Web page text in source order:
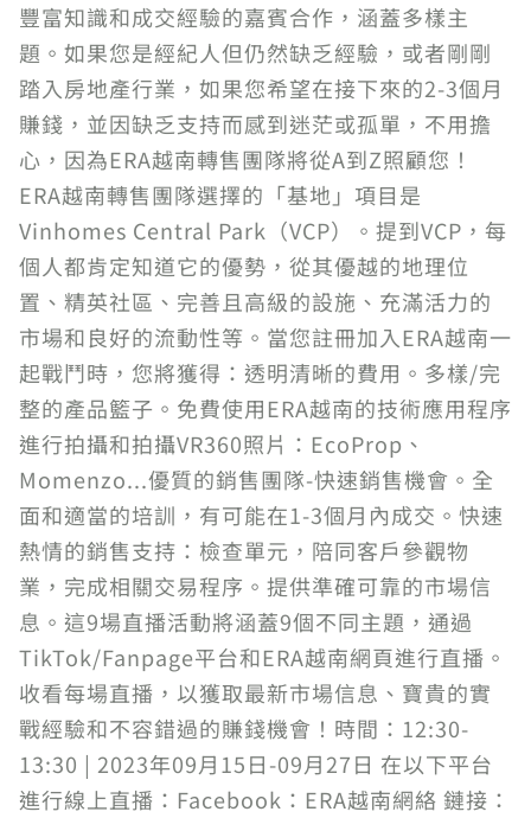
豐富知識和成交經驗的嘉賓合作，涵蓋多樣主
題。如果您是經紀人但仍然缺乏經驗，或者剛剛
踏入房地產行業，如果您希望在接下來的2-3個月
賺錢，並因缺乏支持而感到迷茫或孤單，不用擔
心，因為ERA越南轉售團隊將從A到Z照顧您！
ERA越南轉售團隊選擇的「基地」項目是
Vinhomes Central Park（VCP）。提到VCP，每
個人都肯定知道它的優勢，從其優越的地理位
置、精英社區、完善且高級的設施、充滿活力的
市場和良好的流動性等。當您註冊加入ERA越南一
起戰鬥時，您將獲得：透明清晰的費用。多樣/完
整的產品籃子。免費使用ERA越南的技術應用程序
進行拍攝和拍攝VR360照片：EcoProp、
Momenzo...優質的銷售團隊-快速銷售機會。全
面和適當的培訓，有可能在1-3個月內成交。快速
熱情的銷售支持：檢查單元，陪同客戶參觀物
業，完成相關交易程序。提供準確可靠的市場信
息。這9場直播活動將涵蓋9個不同主題，通過
TikTok/Fanpage平台和ERA越南網頁進行直播。
收看每場直播，以獲取最新市場信息、寶貴的實
戰經驗和不容錯過的賺錢機會！時間：12:30-
13:30 | 2023年09月15日-09月27日 在以下平台
進行線上直播：Facebook：ERA越南網絡 鏈接：